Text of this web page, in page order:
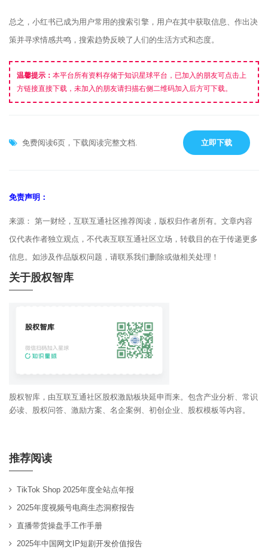
总之，小红书已成为用户常用的搜索引擎，用户在其中获取信息、作出决
策并寻求情感共鸣，搜索趋势反映了人们的生活方式和态度。
温馨提示： 本平台所有资料存储于知识星球平台，已加入的朋友可点击上
方链接直接下载，未加入的朋友请扫描右侧二维码加入后方可下载。
免费阅读6页，下载阅读完整文档. 立即下载
免责声明：
来源： 第一财经，互联互通社区推荐阅读，版权归作者所有。文章内容
仅代表作者独立观点，不代表互联互通社区立场，转载目的在于传递更多
信息。如涉及作品版权问题，请联系我们删除或做相关处理！
关于股权智库
股权智库，由互联互通社区股权激励板块延申而来。包含产业分析、常识
必读、股权问答、激励方案、名企案例、初创企业、股权模板等内容。
推荐阅读
TikTok Shop 2025年度全站点年报
2025年度视频号电商生态洞察报告
直播带货操盘手工作手册
2025年中国网文IP短剧开发价值报告